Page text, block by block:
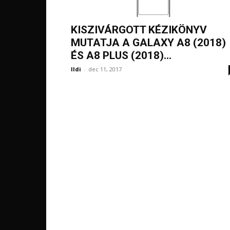
KISZIVÁRGOTT KÉZIKÖNYV
MUTATJA A GALAXY A8 (2018)
ÉS A8 PLUS (2018)...
Ildi - dec 11, 2017